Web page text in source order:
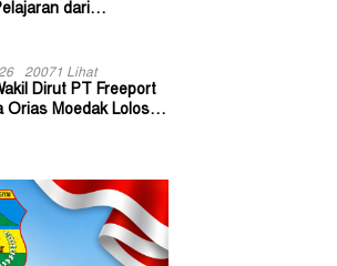
dari
20071 Lihat
Dirut PT Freeport
Orias Moedak Lolos